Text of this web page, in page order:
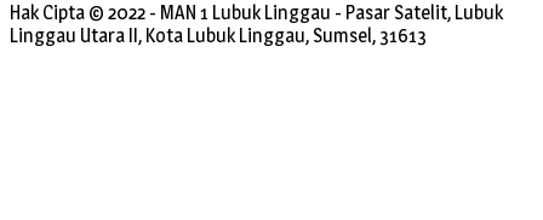
Hak Cipta © 2022 - MAN 1 Lubuk Linggau - Pasar Satelit, Lubuk
Linggau Utara II, Kota Lubuk Linggau, Sumsel, 31613